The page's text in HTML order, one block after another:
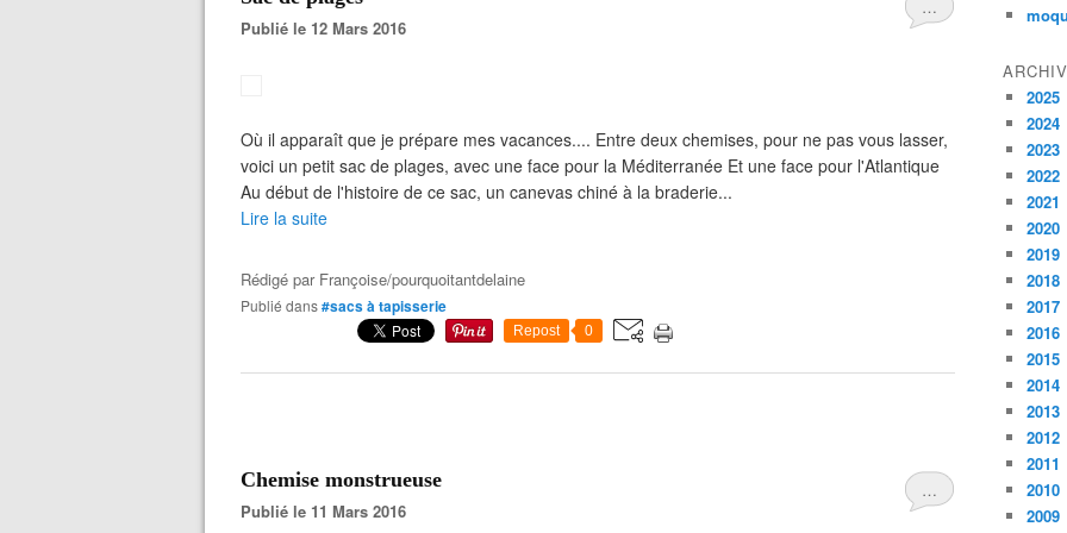
…
Publié le 12 Mars 2016
Où il apparaît que je prépare mes vacances.... Entre deux chemises, pour ne pas vous lasser,
voici un petit sac de plages, avec une face pour la Méditerranée Et une face pour l'Atlantique
Au début de l'histoire de ce sac, un canevas chiné à la braderie...
Lire la suite
Rédigé par Françoise/pourquoitantdelaine
Publié dans#sacs à tapisserie
Repost 0
…
Chemise monstrueuse
Publié le 11 Mars 2016
2025
2024
2023
2022
2021
2020
2019
2018
2017
2016
2015
2014
2013
2012
2011
2010
2009